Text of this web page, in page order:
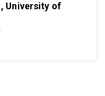
University of